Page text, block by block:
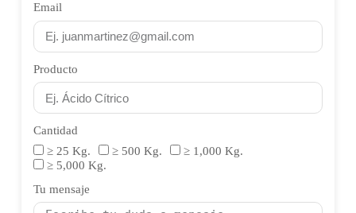
Email
Producto
Cantidad
≥ 25 Kg.
≥ 500 Kg.
≥ 1,000 Kg.
≥ 5,000 Kg.
Tu mensaje